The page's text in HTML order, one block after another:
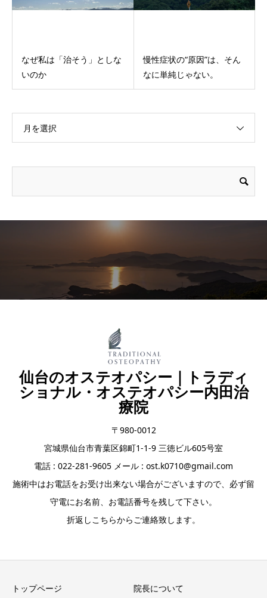
なぜ私は「治そう」としな
いのか
慢性症状の“原因”は、そん
なに単純じゃない。
月を選択
仙台のオステオパシー｜トラディ
ショナル・オステオパシー内田治
療院
〒980-0012
宮城県仙台市青葉区錦町1-1-9 三徳ビル605号室
電話 : 022-281-9605 メール : ost.k0710@gmail.com
施術中はお電話をお受け出来ない場合がございますので、必ず留
守電にお名前、お電話番号を残して下さい。
折返しこちらからご連絡致します。
トップページ 院長について